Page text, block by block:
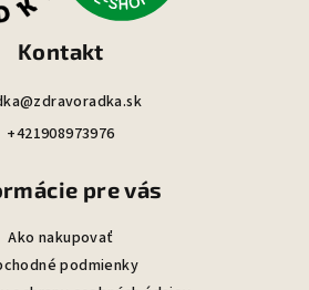
Kontakt
+421908973976
pre vás
Ako nakupovať
podmienky